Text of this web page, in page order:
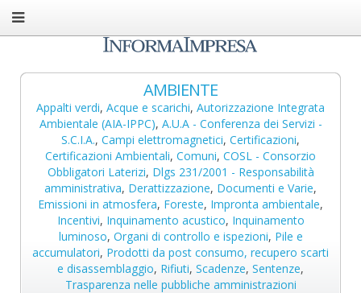
AMBIENTE
Appalti verdi, Acque e scarichi, Autorizzazione Integrata
Ambientale (AIA-IPPC), A.U.A - Conferenza dei Servizi -
S.C.I.A., Campi elettromagnetici, Certificazioni,
Certificazioni Ambientali, Comuni, COSL - Consorzio
Obbligatori Laterizi, Dlgs 231/2001 - Responsabilità
amministrativa, Derattizzazione, Documenti e Varie,
Emissioni in atmosfera, Foreste, Impronta ambientale,
Incentivi, Inquinamento acustico, Inquinamento
luminoso, Organi di controllo e ispezioni, Pile e
accumulatori, Prodotti da post consumo, recupero scarti
e disassemblaggio, Rifiuti, Scadenze, Sentenze,
Trasparenza nelle pubbliche amministrazioni